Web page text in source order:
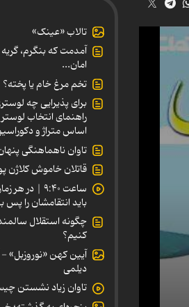
تالاب «عینک»
آمدمت که بنگرم،
امان...
تخم مرغ خام یا پخته؟
برای پذیرایی چه
راهنمای انتخاب لوستر
اساس متراژ و
تاوان ناهماهنگی
قاتلان خاموش کلاژن
ساعت ۹:۴۰ | در
باید انتقامشان را پس
چگونه استقلال
کنیم؟
دیلمی
تاوان زیاد نشستن